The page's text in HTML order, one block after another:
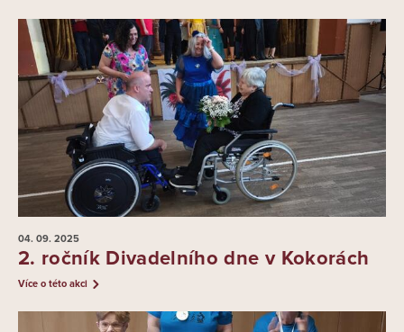
04. 09. 2025
2. ročník Divadelního dne v Kokorách
Více o této akci